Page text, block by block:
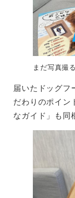
まだ写真撮
届いたドッグフ
だわりのポイン
なガイド」も同